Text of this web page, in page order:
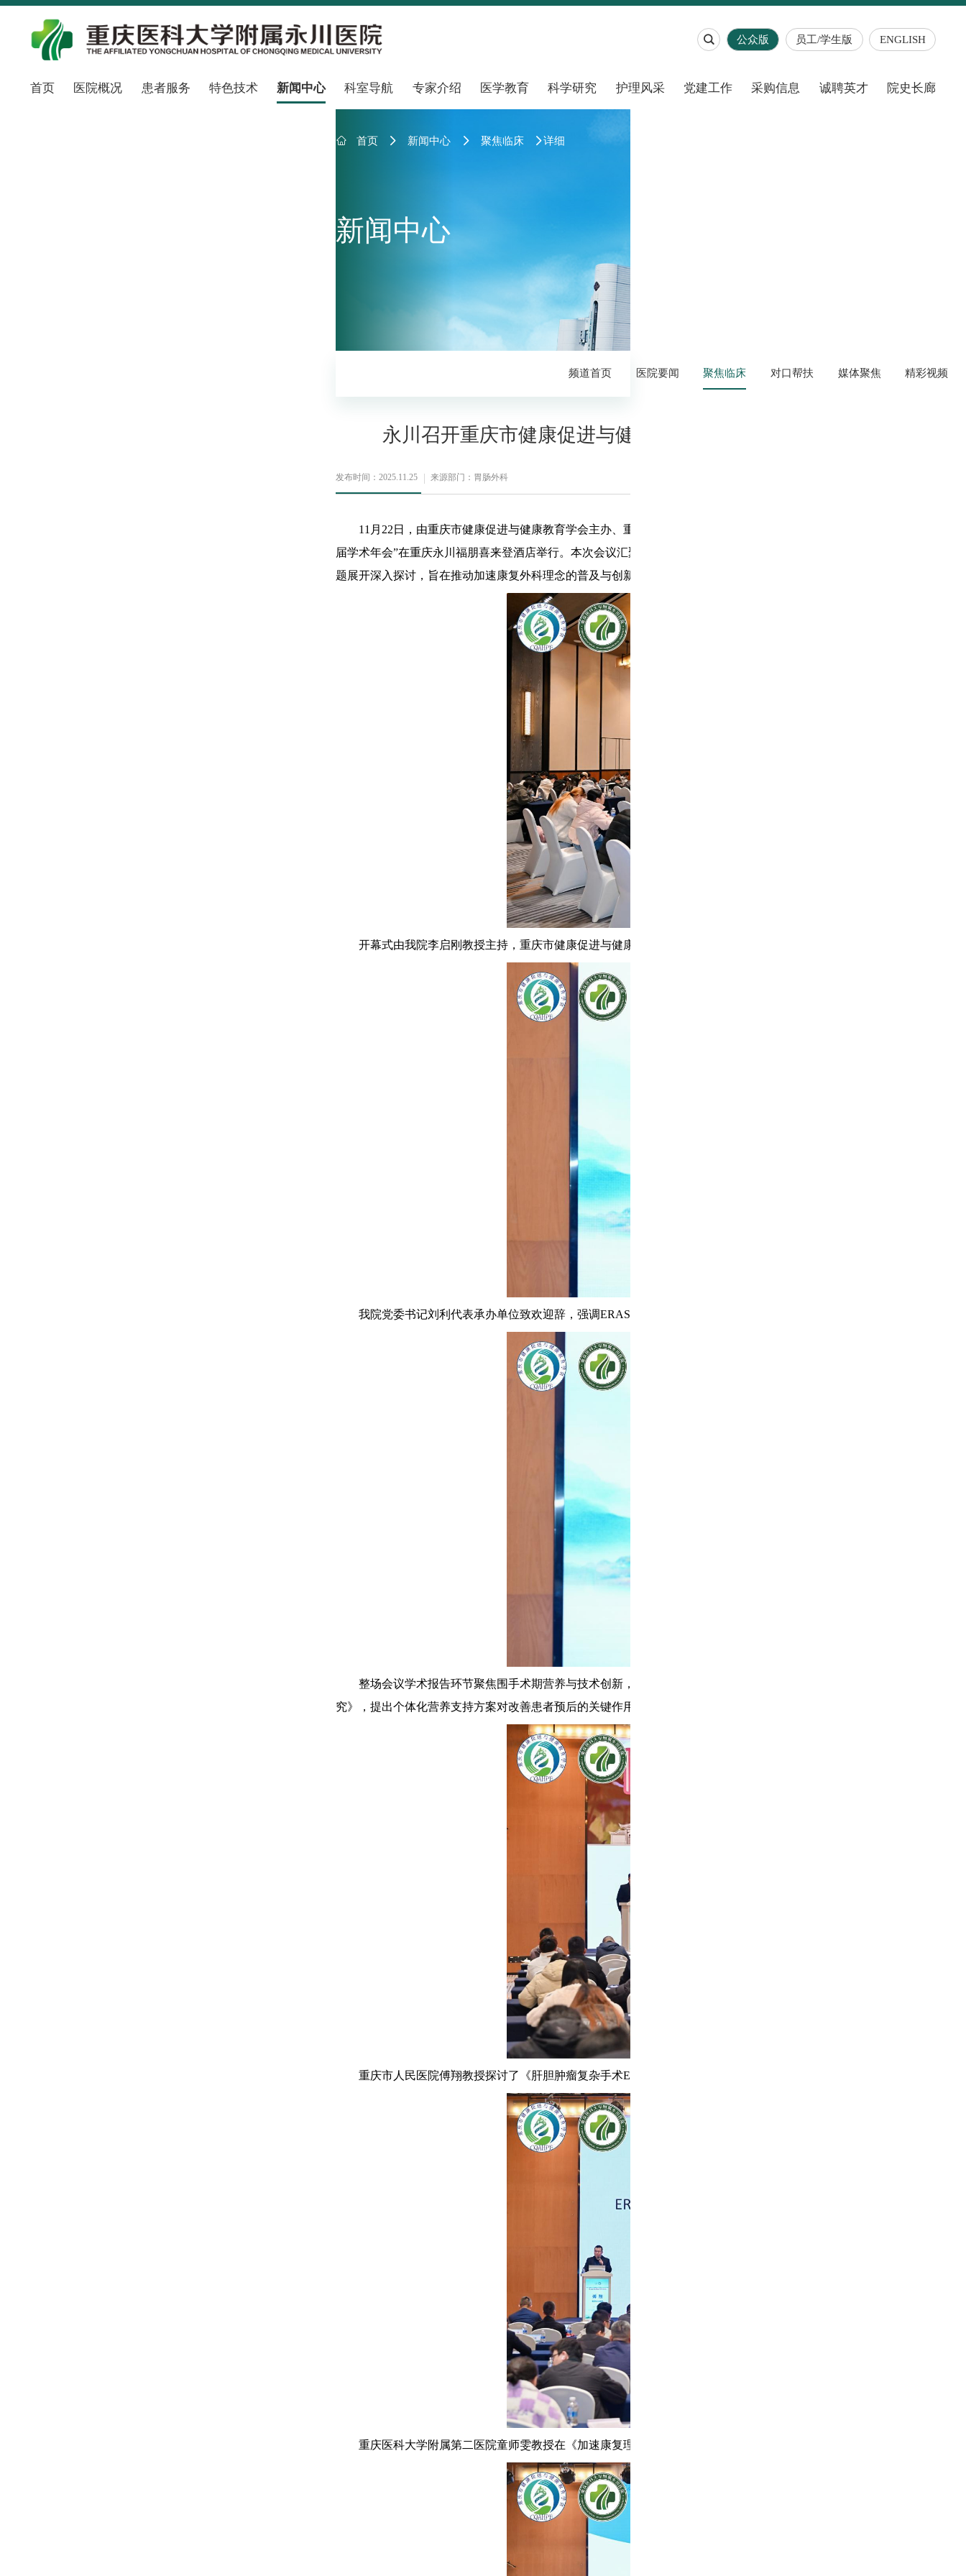
 公众版 员工/学生版 ENGLISH
首页 医院概况 患者服务 特色技术 新闻中心 科室导航 专家介绍 医学教育 科学研究 护理风采 党建工作 采购信息 诚聘英才 院史长廊
 首页  新闻中心  聚焦临床 详细
新闻中心
频道首页 医院要闻 聚焦临床 对口帮扶 媒体聚焦 精彩视频
永川召开重庆市健康促进与健康教育学会快速康复（ERAS）外科
发布时间：2025.11.25 来源部门：胃肠外科
11月22日，由重庆市健康促进与健康教育学会主办、重庆市健康促进与健康教育学会快速康复(ERAS)外科专委会及我
届学术年会”在重庆永川福朋喜来登酒店举行。本次会议汇聚了来自川渝地区多家医疗机构的专家学者，围绕围手术期营养
题展开深入探讨，旨在推动加速康复外科理念的普及与创新。
开幕式由我院李启刚教授主持，重庆市健康促进与健康教育学会快速康复(ERAS)外科专委会主任委员谢炜致开幕辞。
我院党委书记刘利代表承办单位致欢迎辞，强调ERAS理念在提升手术患者康复质量中的重要意义，并呼吁多学科协作
整场会议学术报告环节聚焦围手术期营养与技术创新，前沿与实用并重。四川大学华西医院王默进教授分享了《肠外肠
究》，提出个体化营养支持方案对改善患者预后的关键作用。
重庆市人民医院傅翔教授探讨了《肝胆肿瘤复杂手术ERAS难点》，强调胆管癌合并黄疸患者的多学科协同治疗策略。
重庆医科大学附属第二医院童师雯教授在《加速康复理念下围手术期营养管理》报告中，系统梳理了从术前评估到术后